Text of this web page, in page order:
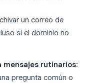
un correo de
si el dominio no
mensajes rutinarios:
pregunta común o